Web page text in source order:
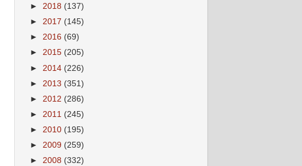
► 2018 (137)
► 2017 (145)
► 2016 (69)
► 2015 (205)
► 2014 (226)
► 2013 (351)
► 2012 (286)
► 2011 (245)
► 2010 (195)
► 2009 (259)
► 2008 (332)